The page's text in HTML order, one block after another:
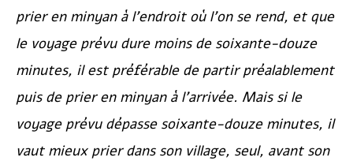
prier en minyan à l’endroit où l’on se rend, et que
le voyage prévu dure moins de soixante-douze
minutes, il est préférable de partir préalablement
puis de prier en minyan à l’arrivée. Mais si le
voyage prévu dépasse soixante-douze minutes, il
vaut mieux prier dans son village, seul, avant son